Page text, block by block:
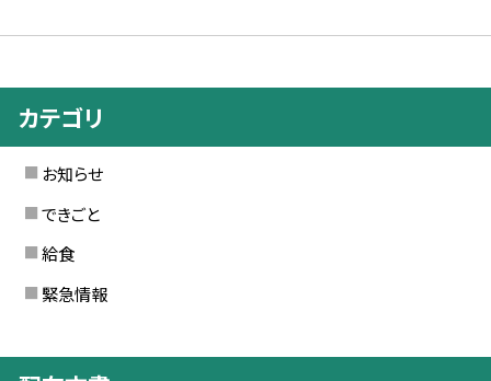
カテゴリ
お知らせ
できごと
給食
緊急情報